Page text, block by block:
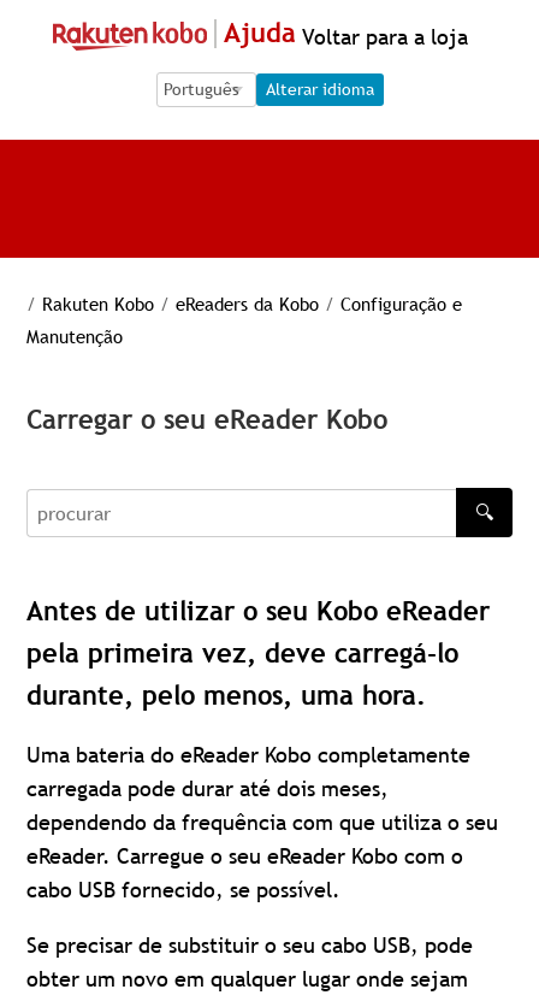
Ajuda Voltar para a loja
Language Selection
Language Selection
Alterar idioma
/ Rakuten Kobo / eReaders da Kobo / Configuração e
Manutenção
Carregar o seu eReader Kobo
procurar
🔍
Antes de utilizar o seu Kobo eReader
pela primeira vez, deve carregá-lo
durante, pelo menos, uma hora.
Uma bateria do eReader Kobo completamente
carregada pode durar até dois meses,
dependendo da frequência com que utiliza o seu
eReader. Carregue o seu eReader Kobo com o
cabo USB fornecido, se possível.
Se precisar de substituir o seu cabo USB, pode
obter um novo em qualquer lugar onde sejam